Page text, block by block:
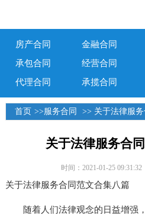
房产合同 金融合同
承包合同
经营合同
代理合同
承揽合同
首页 >> 服务合同 >> 关于法律服
关于法律服务合
时间：2021-01-25 09:31:32
关于法律服务合同范文合集八篇
随着人们法律观念的日益增强